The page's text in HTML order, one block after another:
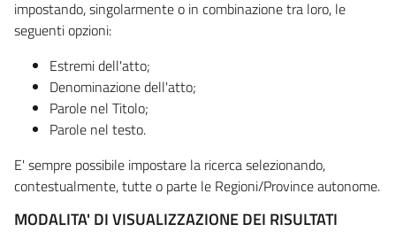
impostando, singolarmente o in combinazione tra loro, le
seguenti opzioni:
Estremi dell'atto;
Denominazione dell'atto;
Parole nel Titolo;
Parole nel testo.
E' sempre possibile impostare la ricerca selezionando,
contestualmente, tutte o parte le Regioni/Province autonome.
MODALITA' DI VISUALIZZAZIONE DEI RISULTATI